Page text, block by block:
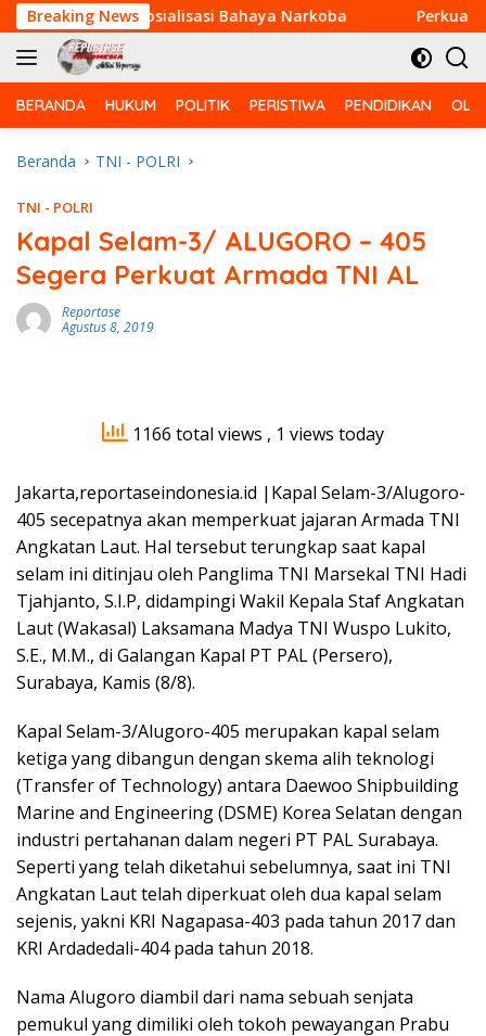
Langsung
ke
konten
Breaking News
Berikan Sosialisasi Bahaya Narkoba Perkuat
BERANDA HUKUM POLITIK PERISTIWA PENDIDIKAN
Beranda TNI - POLRI
TNI - POLRI
Kapal Selam-3/ ALUGORO – 405
Segera Perkuat Armada TNI AL
Reportase
Agustus 8, 2019
1166 total views , 1 views today
Jakarta,reportaseindonesia.id |Kapal Selam-3/Alugoro-
405 secepatnya akan memperkuat jajaran Armada TNI
Angkatan Laut. Hal tersebut terungkap saat kapal
selam ini ditinjau oleh Panglima TNI Marsekal TNI Hadi
Tjahjanto, S.I.P, didampingi Wakil Kepala Staf Angkatan
Laut (Wakasal) Laksamana Madya TNI Wuspo Lukito,
S.E., M.M., di Galangan Kapal PT PAL (Persero),
Surabaya, Kamis (8/8).
Kapal Selam-3/Alugoro-405 merupakan kapal selam
ketiga yang dibangun dengan skema alih teknologi
(Transfer of Technology) antara Daewoo Shipbuilding
Marine and Engineering (DSME) Korea Selatan dengan
industri pertahanan dalam negeri PT PAL Surabaya.
Seperti yang telah diketahui sebelumnya, saat ini TNI
Angkatan Laut telah diperkuat oleh dua kapal selam
sejenis, yakni KRI Nagapasa-403 pada tahun 2017 dan
KRI Ardadedali-404 pada tahun 2018.
Nama Alugoro diambil dari nama sebuah senjata
pemukul yang dimiliki oleh tokoh pewayangan Prabu